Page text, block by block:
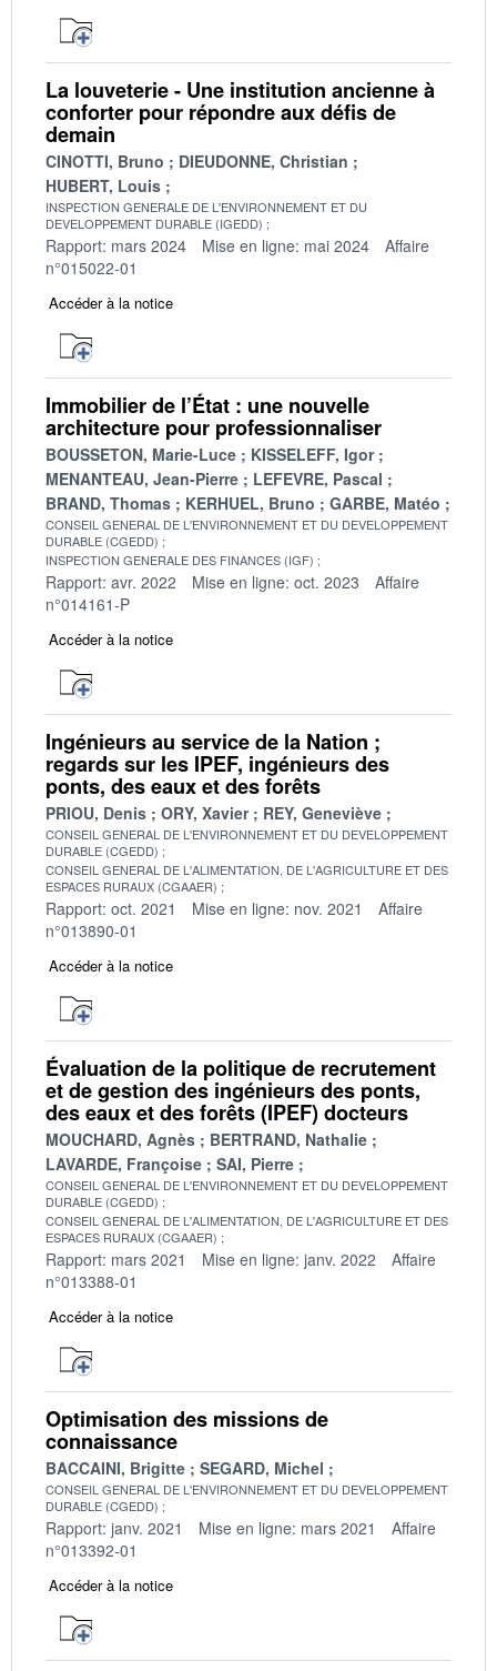
La louveterie - Une institution ancienne à
conforter pour répondre aux défis de
demain
CINOTTI, Bruno
DIEUDONNE, Christian
HUBERT, Louis
INSPECTION GENERALE DE L'ENVIRONNEMENT ET DU
DEVELOPPEMENT DURABLE (IGEDD)
Rapport: mars 2024 Mise en ligne: mai 2024
Affaire
n°015022-01
Accéder à la notice
Immobilier de l’État : une nouvelle
architecture pour professionnaliser
BOUSSETON, Marie-Luce
KISSELEFF, Igor
MENANTEAU, Jean-Pierre
LEFEVRE, Pascal
BRAND, Thomas
KERHUEL, Bruno GARBE, Matéo
CONSEIL GENERAL DE L'ENVIRONNEMENT ET DU DEVELOPPEMENT
DURABLE (CGEDD)
INSPECTION GENERALE DES FINANCES (IGF)
Rapport: avr. 2022 Mise en ligne: oct. 2023
Affaire
n°014161-P
Accéder à la notice
Ingénieurs au service de la Nation ;
regards sur les IPEF, ingénieurs des
ponts, des eaux et des forêts
PRIOU, Denis ORY, Xavier REY, Geneviève
CONSEIL GENERAL DE L'ENVIRONNEMENT ET DU DEVELOPPEMENT
DURABLE (CGEDD)
CONSEIL GENERAL DE L'ALIMENTATION, DE L'AGRICULTURE ET DES
ESPACES RURAUX (CGAAER)
Rapport: oct. 2021 Mise en ligne: nov. 2021
Affaire
n°013890-01
Accéder à la notice
Évaluation de la politique de recrutement
et de gestion des ingénieurs des ponts,
des eaux et des forêts (IPEF) docteurs
MOUCHARD, Agnès
BERTRAND, Nathalie
LAVARDE, Françoise
SAI, Pierre
CONSEIL GENERAL DE L'ENVIRONNEMENT ET DU DEVELOPPEMENT
DURABLE (CGEDD)
CONSEIL GENERAL DE L'ALIMENTATION, DE L'AGRICULTURE ET DES
ESPACES RURAUX (CGAAER)
Rapport: mars 2021 Mise en ligne: janv. 2022
Affaire
n°013388-01
Accéder à la notice
Optimisation des missions de
connaissance
BACCAINI, Brigitte SEGARD, Michel
CONSEIL GENERAL DE L'ENVIRONNEMENT ET DU DEVELOPPEMENT
DURABLE (CGEDD)
Rapport: janv. 2021 Mise en ligne: mars 2021
Affaire
n°013392-01
Accéder à la notice